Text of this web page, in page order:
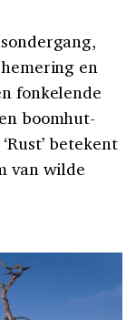
en
fonkelende
boomhut-
betekent
van wilde